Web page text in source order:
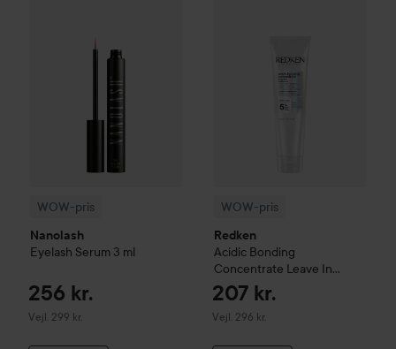
WOW-pris
Nanolash
Eyelash Serum 3 ml
256 kr.
Vejl. 299 kr.
Vejledende pris 299 kr.
WOW-pris
Redken
Acidic Bonding
Concentrate Leave In
Treatment
207 kr.
Vejl. 296 kr.
Vejledende pris 296 kr.